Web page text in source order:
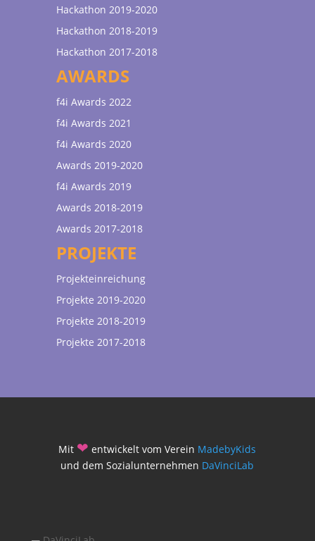
Hackathon 2019-2020
Hackathon 2018-2019
Hackathon 2017-2018
AWARDS
f4i Awards 2022
f4i Awards 2021
f4i Awards 2020
Awards 2019-2020
f4i Awards 2019
Awards 2018-2019
Awards 2017-2018
PROJEKTE
Projekteinreichung
Projekte 2019-2020
Projekte 2018-2019
Projekte 2017-2018
Mit ❤ entwickelt vom Verein MadebyKids
und dem Sozialunternehmen DaVinciLab